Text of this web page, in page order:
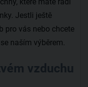
Jestli ještě
pro vás nebo chcete
naším výběrem.
vzduchu